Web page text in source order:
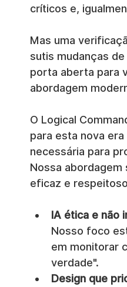
críticos e,
Mas uma
sutis mudanças
porta aberta para
abordagem
O Logical
para esta nova era
necessária para
Nossa
eficaz e
IA ética e não
Nosso foco
em monitorar
verdade".
Design que